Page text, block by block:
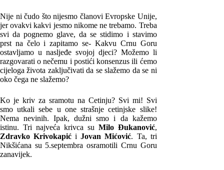
Nije ni čudo što nijesmo članovi Evropske Unije,
jer ovakvi kakvi jesmo nikome ne trebamo. Treba
svi da pognemo glave, da se stidimo i stavimo
prst na čelo i zapitamo se- Kakvu Crnu Goru
ostavljamo u nasljeđe svojoj djeci? Možemo li
razgovarati o nečemu i postići konsenzus ili ćemo
cijeloga života zaključivati da se slažemo da se ni
oko čega ne slažemo?
Ko je kriv za sramotu na Cetinju? Svi mi! Svi
smo utkali sebe u one strašnje cetinjske slike!
Nema nevinih. Ipak, dužni smo i da kažemo
istinu. Tri najveća krivca su Milo Đukanović,
Zdravko Krivokapić iJovan Mićović. Ta, tri
Nikšićana su 5.septembra osramotili Crnu Goru
zanavijek.